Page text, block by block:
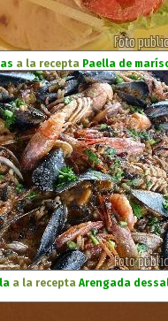
a la recepta Paella de
a la recepta Arengada